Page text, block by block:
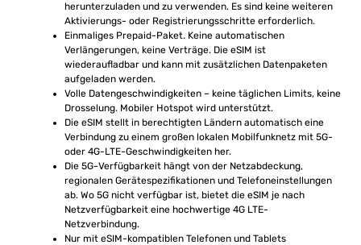
herunterzuladen und zu verwenden. Es sind keine weiteren
Aktivierungs- oder Registrierungsschritte erforderlich.
Einmaliges Prepaid-Paket. Keine automatischen
Verlängerungen, keine Verträge. Die eSIM ist
wiederaufladbar und kann mit zusätzlichen Datenpaketen
aufgeladen werden.
Volle Datengeschwindigkeiten – keine täglichen Limits, keine
Drosselung. Mobiler Hotspot wird unterstützt.
Die eSIM stellt in berechtigten Ländern automatisch eine
Verbindung zu einem großen lokalen Mobilfunknetz mit 5G-
oder 4G-LTE-Geschwindigkeiten her.
Die 5G-Verfügbarkeit hängt von der Netzabdeckung,
regionalen Gerätespezifikationen und Telefoneinstellungen
ab. Wo 5G nicht verfügbar ist, bietet die eSIM je nach
Netzverfügbarkeit eine hochwertige 4G LTE-
Netzverbindung.
Nur mit eSIM-kompatiblen Telefonen und Tablets